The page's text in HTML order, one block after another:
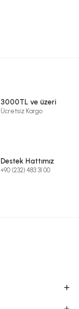
3000TL ve üzeri
Ücretsiz Kargo
Destek Hattımız
+90 (232) 483 31 00